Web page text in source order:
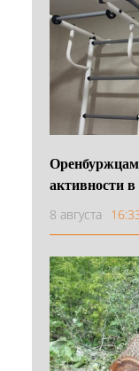
Оренбуржцам
активности
8 августа